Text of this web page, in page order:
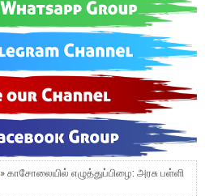
» காசோலையில் எழுத்துப்பிழை: அரசு பள்ளி